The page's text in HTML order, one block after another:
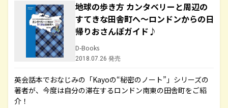
地球の歩き方 カンタベリーと周辺の
すてきな田舎町へ～ロンドンからの日
帰りおさんぽガイド♪
D-Books
2018.07.26 発売
英会話本でおなじみの「Kayoの“秘密のノート”」シリーズの
著者が、今度は自分の滞在するロンドン南東の田舎町をご紹
介！